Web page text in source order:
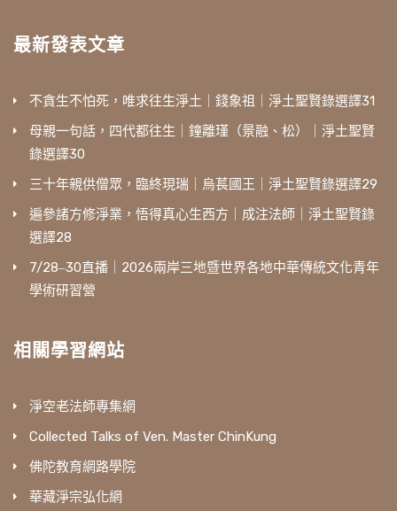
最新發表文章
不貪生不怕死，唯求往生淨土｜錢象祖｜淨土聖賢錄選譯31
母親一句話，四代都往生｜鐘離瑾（景融、松）｜淨土聖賢
錄選譯30
三十年親供僧眾，臨終現瑞｜烏萇國王｜淨土聖賢錄選譯29
遍參諸方修淨業，悟得真心生西方｜成注法師｜淨土聖賢錄
選譯28
7/28‒30直播｜2026兩岸三地暨世界各地中華傳統文化青年
學術研習營
相關學習網站
淨空老法師專集網
Collected Talks of Ven. Master ChinKung
佛陀教育網路學院
華藏淨宗弘化網